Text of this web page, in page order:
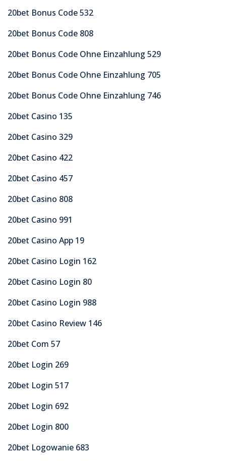
20bet Bonus Code 532
20bet Bonus Code 808
20bet Bonus Code Ohne Einzahlung 529
20bet Bonus Code Ohne Einzahlung 705
20bet Bonus Code Ohne Einzahlung 746
20bet Casino 135
20bet Casino 329
20bet Casino 422
20bet Casino 457
20bet Casino 808
20bet Casino 991
20bet Casino App 19
20bet Casino Login 162
20bet Casino Login 80
20bet Casino Login 988
20bet Casino Review 146
20bet Com 57
20bet Login 269
20bet Login 517
20bet Login 692
20bet Login 800
20bet Logowanie 683